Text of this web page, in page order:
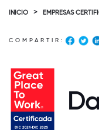
INICIO > EMPRESAS
COMPARTIR: